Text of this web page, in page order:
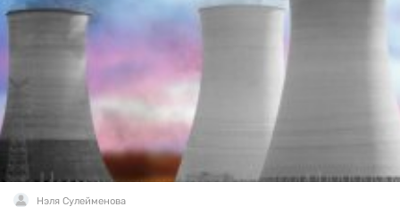
Нэля Сулейменова